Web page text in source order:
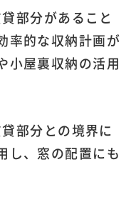
部分があること
率的な収納計画が
小屋裏収納の活用
部分との境界に
し、窓の配置にも